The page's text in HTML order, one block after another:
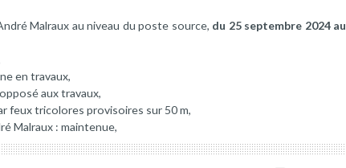
Malraux au niveau du poste source, du 25 septembre 2024 au
en travaux,
aux travaux,
feux tricolores provisoires sur 50 m,
Malraux : maintenue,